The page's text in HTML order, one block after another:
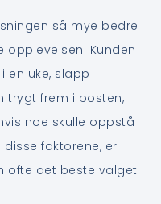
så mye bedre
opplevelsen. Kunden
en uke, slapp
trygt frem i posten,
noe skulle oppstå
disse faktorene, er
ofte det beste valget